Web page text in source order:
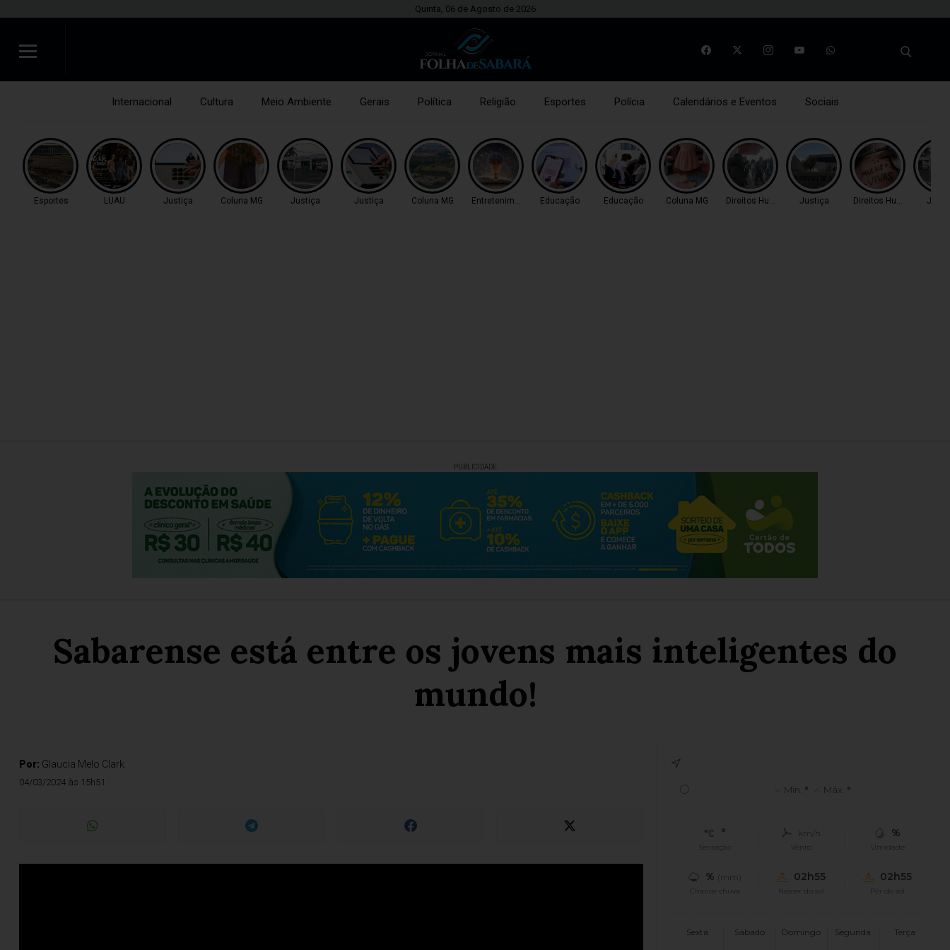
Quinta, 06 de Agosto de 2026
Internacional Cultura Meio Ambiente Gerais Política Religião Esportes Polícia Calendários e Eventos Sociais
Esportes LUAU Justiça Coluna MG Justiça Justiça Coluna MG Entretenimento Educação Educação Coluna MG Direitos Humanos Justiça Direitos Humanos
PUBLICIDADE
Sabarense está entre os jovens mais inteligentes do
mundo!
Por: Glaucia Melo Clark
04/03/2024 às 15h51
Mín. ° Máx. °
°
Sensação
km/h
Vento
%
Umidade
% (mm)
Chance chuva
02h55
Nascer do sol
02h55
Pôr do sol
Sexta Sábado Domingo Segunda Terça